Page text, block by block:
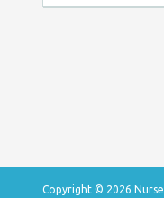
Copyright © 2026 Nurse